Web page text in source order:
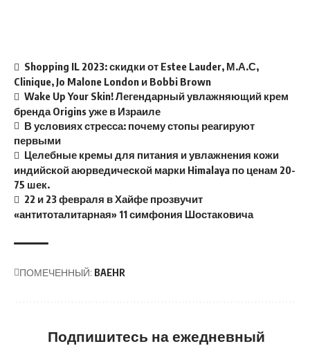
Shopping IL 2023: скидки от Estee Lauder, М.А.С,
Clinique, Jo Malone London и Bobbi Brown
Wake Up Your Skin! Легендарный увлажняющий крем
бренда Origins уже в Израиле
В условиях стресса: почему стопы реагируют
первыми
Целебные кремы для питания и увлажнения кожи
индийской аюрведической марки Himalaya по ценам 20-
75 шек.
22 и 23 февраля в Хайфе прозвучит
«антитоталитарная» 11 симфония Шостаковича
ПОМЕЧЕННЫЙ: BAEHR
Подпишитесь на ежедневный